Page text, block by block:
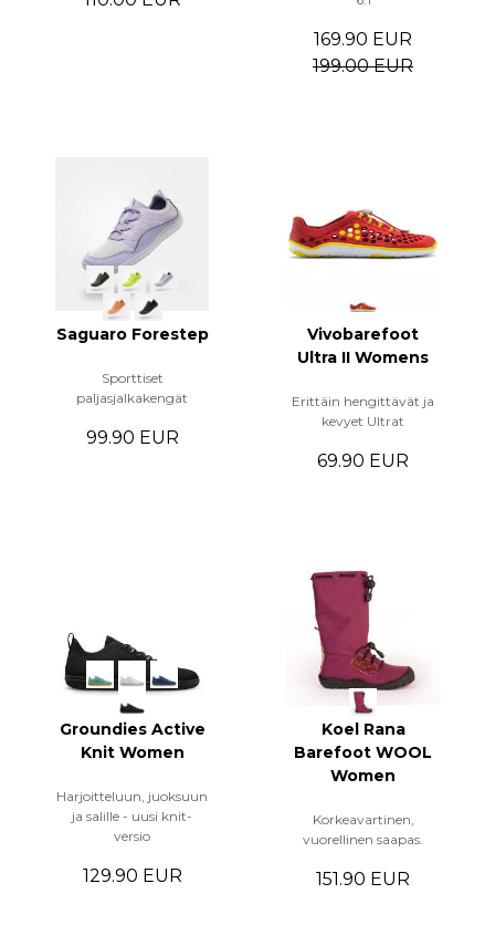
169.90 EUR
199.00 EUR
Saguaro Forestep
Sporttiset
paljasjalkakengät
99.90 EUR
Vivobarefoot
Ultra II Womens
Erittäin hengittävät ja
kevyet Ultrat
69.90 EUR
Groundies Active
Knit Women
Harjoitteluun, juoksuun
ja salille - uusi knit-
versio
129.90 EUR
Koel Rana
Barefoot WOOL
Women
Korkeavartinen,
vuorellinen saapas.
151.90 EUR